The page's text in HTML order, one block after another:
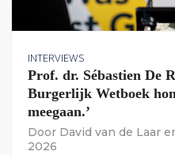
INTERVIEWS
Prof. dr. Sébastien De
Burgerlijk Wetboek
meegaan.’
Door David van de Laar
2026